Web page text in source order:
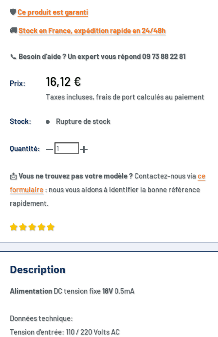
🛡️​Ce produit est garanti
🚚​Stock en France, expédition rapide en 24/48h
📞 Besoin d’aide ? Un expert vous répond 09 73 88 22 81
Prix:
Prix
réduit
16,12 €
Taxes incluses, frais de port calculés au paiement
Stock: Rupture de stock
Quantité:
📩Vous ne trouvez pas votre modèle ?Contactez-nous viace
formulaire : nous vous aidons à identifier la bonne référence
rapidement.
Description
AlimentationDC tension fixe18V0.5mA
Données technique:
Tension d'entrée: 110 / 220 Volts AC